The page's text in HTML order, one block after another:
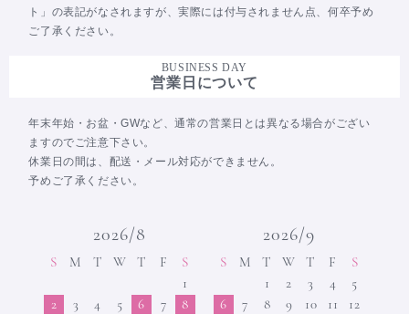
ト」の表記がなされますが、実際には付与されません点、何卒予め
ご了承ください。
BUSINESS DAY
営業日について
年末年始・お盆・GWなど、通常の営業日とは異なる場合がござい
ますのでご注意下さい。
休業日の間は、配送・メール対応ができません。
予めご了承ください。
2026/8
S M T W T F
S
1
2
3 4 5 6 7
8
2026/9
S M T W T F
S
1
2 3 4
5
6
7 8 9 10 11
12